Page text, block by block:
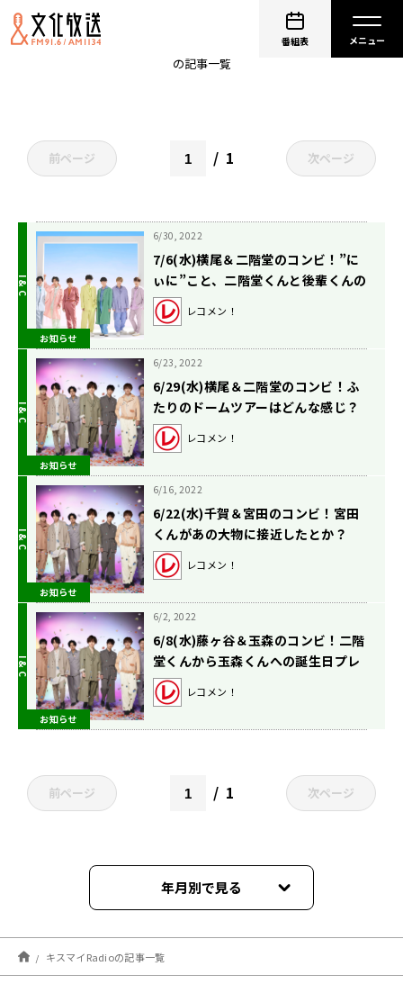
番組表
の記事一覧
前ページ 1 次ページ
お知らせ
6/30, 2022
7/6(水)横尾＆二階堂のコンビ！”に
ぃに”こと、二階堂くんと後輩くんの
エピソード！
レコメン！
お知らせ
6/23, 2022
6/29(水)横尾＆二階堂のコンビ！ふ
たりのドームツアーはどんな感じ？
レコメン！
お知らせ
6/16, 2022
6/22(水)千賀＆宮田のコンビ！宮田
くんがあの大物に接近したとか？
レコメン！
お知らせ
6/2, 2022
6/8(水)藤ヶ谷＆玉森のコンビ！二階
堂くんから玉森くんへの誕生日プレ
ゼント！
レコメン！
前ページ 1 次ページ
年月別で見る
2026年06月
キスマイRadioの記事一覧